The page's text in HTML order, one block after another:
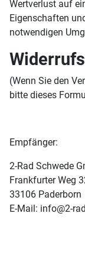
Wertverlust auf
Eigenschaften
notwendigen
(Wenn Sie den
bitte dieses
Empfänger:
2-Rad Schwede
Frankfurter Weg
33106 Paderborn
E-Mail: info@2-